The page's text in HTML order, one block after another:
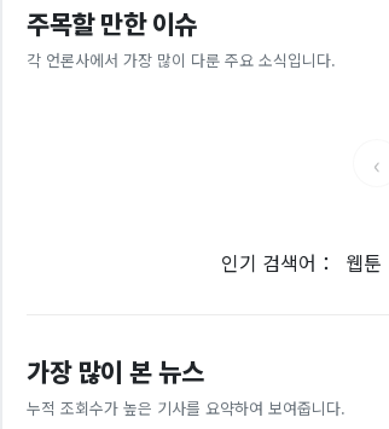
주목할 만한 이슈
각 언론사에서 가장 많이 다룬 주요 소식입니다.
역대 육해공 참모총장 46명 “사관학교 통합, 진단과
처방 어긋나”
동아일보
불 없이 버터가 '사르르'...검은 옷은 10℃ 이상 '후
끈'
‹
인기 검색어： 웹툰
가장 많이 본 뉴스
누적 조회수가 높은 기사를 요약하여 보여줍니다.